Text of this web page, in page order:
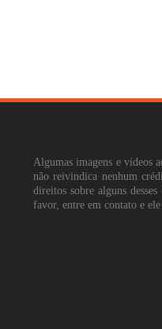
Algumas imagens e vídeos
não reivindica nenhum
direitos sobre alguns
favor, entre em contato e